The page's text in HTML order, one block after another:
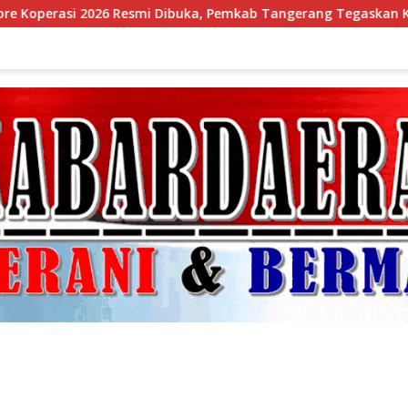
Pemkab Tangerang Tegaskan Komitmen Bangun Ekonomi